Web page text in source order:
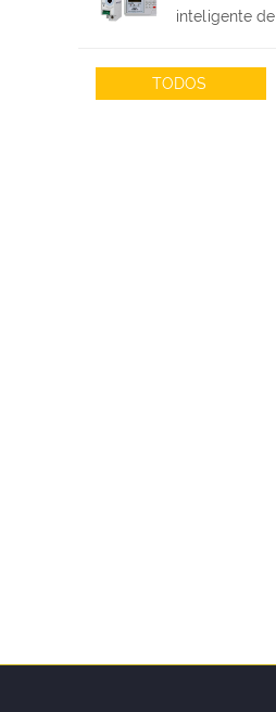
inteligente de
TODOS